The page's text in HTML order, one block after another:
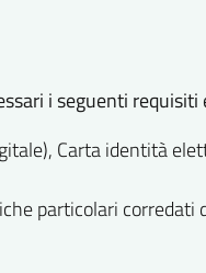
i seguenti
Carta identità
particolari corredati